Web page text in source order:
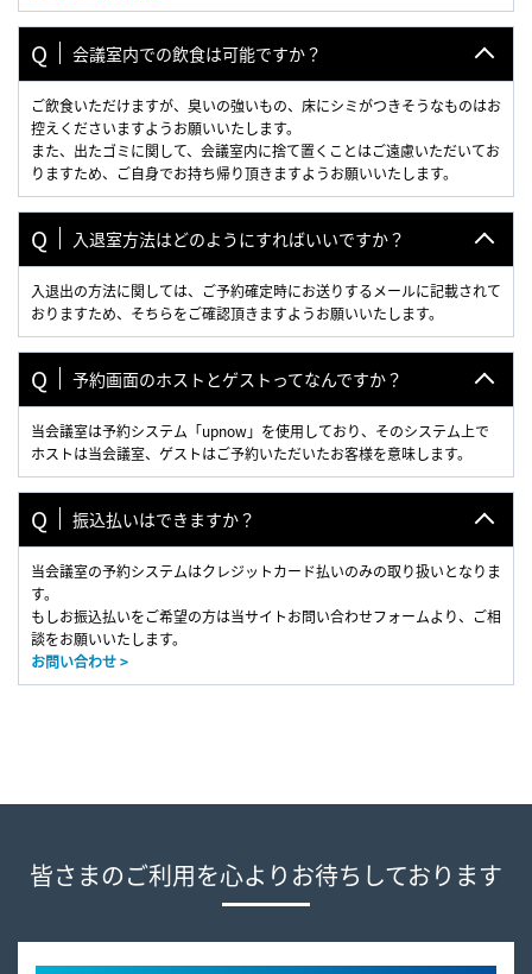
会議室内での飲食は可能ですか？
ご飲食いただけますが、臭いの強いもの、床にシミがつきそうなものはお
控えくださいますようお願いいたします。
また、出たゴミに関して、会議室内に捨て置くことはご遠慮いただいてお
りますため、ご自身でお持ち帰り頂きますようお願いいたします。
入退室方法はどのようにすればいいですか？
入退出の方法に関しては、ご予約確定時にお送りするメールに記載されて
おりますため、そちらをご確認頂きますようお願いいたします。
予約画面のホストとゲストってなんですか？
当会議室は予約システム「upnow」を使用しており、そのシステム上で
ホストは当会議室、ゲストはご予約いただいたお客様を意味します。
振込払いはできますか？
当会議室の予約システムはクレジットカード払いのみの取り扱いとなりま
す。
もしお振込払いをご希望の方は当サイトお問い合わせフォームより、ご相
談をお願いいたします。
お問い合わせ >
皆さまのご利用を心よりお待ちしております